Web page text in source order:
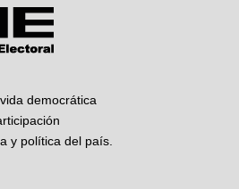
democrática
y política del país.